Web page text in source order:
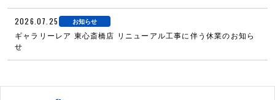
2026.07.25 お知らせ
ギャラリーレア 東心斎橋店 リニューアル工事に伴う休業のお知ら
せ